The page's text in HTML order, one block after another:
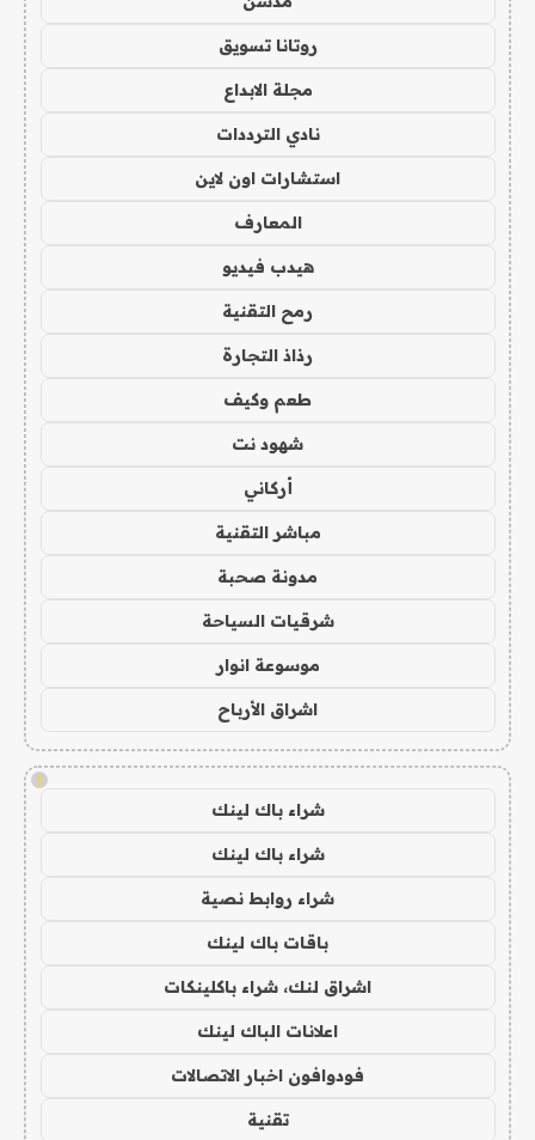
روتانا تسويق
مجلة الابداع
نادي الترددات
استشارات اون لاين
المعارف
هيدب فيديو
رمح التقنية
رذاذ التجارة
طعم وكيف
شهود نت
أركاني
مباشر التقنية
مدونة صحبة
شرقيات السياحة
موسوعة انوار
اشراق الأرباح
!
شراء باك لينك
شراء باك لينك
شراء روابط نصية
باقات باك لينك
اشراق لنك، شراء باكلينكات
اعلانات الباك لينك
فودوافون اخبار الاتصالات
تقنية